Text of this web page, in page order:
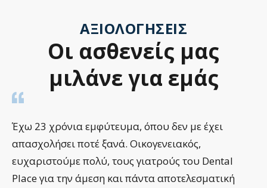
ΑΞΙΟΛΟΓΉΣΕΙΣ
Οι ασθενείς μας
μιλάνε για εμάς
Έχω 23 χρόνια εμφύτευμα, όπου δεν με έχει
απασχολήσει ποτέ ξανά. Οικογενειακός,
ευχαριστούμε πολύ, τους γιατρούς του Dental
Place για την άμεση και πάντα αποτελεσματική